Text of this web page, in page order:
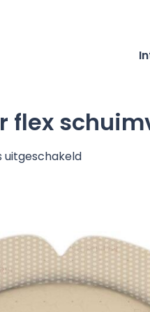
flex
uitgeschakeldvoor
met
kleefrand
16x13cm
ovaal